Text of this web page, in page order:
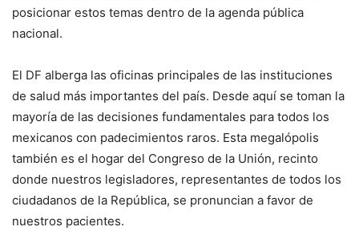
posicionar estos temas dentro de la agenda pública
nacional.
El DF alberga las oficinas principales de las instituciones
de salud más importantes del país. Desde aquí se toman la
mayoría de las decisiones fundamentales para todos los
mexicanos con padecimientos raros. Esta megalópolis
también es el hogar del Congreso de la Unión, recinto
donde nuestros legisladores, representantes de todos los
ciudadanos de la República, se pronuncian a favor de
nuestros pacientes.